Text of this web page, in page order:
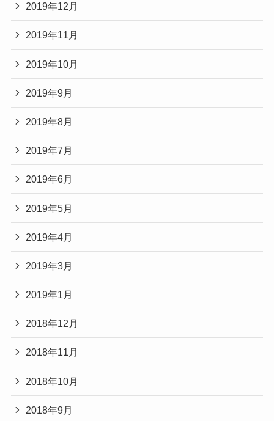
2019年12月
2019年11月
2019年10月
2019年9月
2019年8月
2019年7月
2019年6月
2019年5月
2019年4月
2019年3月
2019年1月
2018年12月
2018年11月
2018年10月
2018年9月